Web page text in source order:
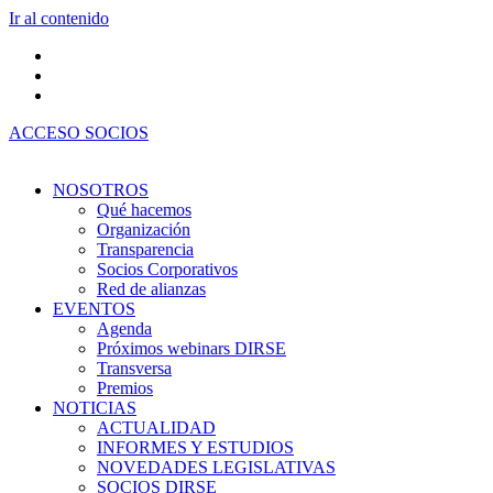
Ir al contenido
ACCESO SOCIOS
NOSOTROS
Qué hacemos
Organización
Transparencia
Socios Corporativos
Red de alianzas
EVENTOS
Agenda
Próximos webinars DIRSE
Transversa
Premios
NOTICIAS
ACTUALIDAD
INFORMES Y ESTUDIOS
NOVEDADES LEGISLATIVAS
SOCIOS DIRSE